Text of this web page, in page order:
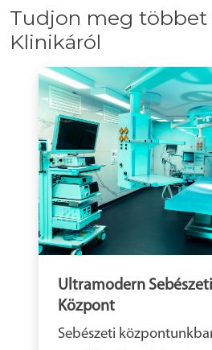
Tudjon meg többet
Klinikáról
Ultramodern
Központ
Sebészeti